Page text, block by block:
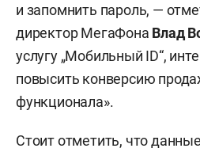
и запомнить пароль, —
директор МегаФона Влад
услугу „Мобильный ID“,
повысить конверсию
функционала».
Стоит отметить, что